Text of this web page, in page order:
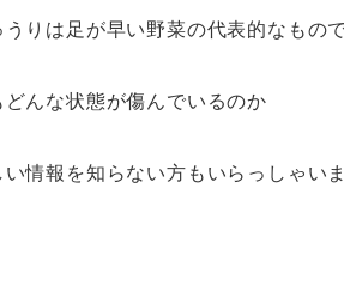
うりは足が早い野菜の代表的なもの
どんな状態が傷んでいるのか
い情報を知らない方もいらっしゃい